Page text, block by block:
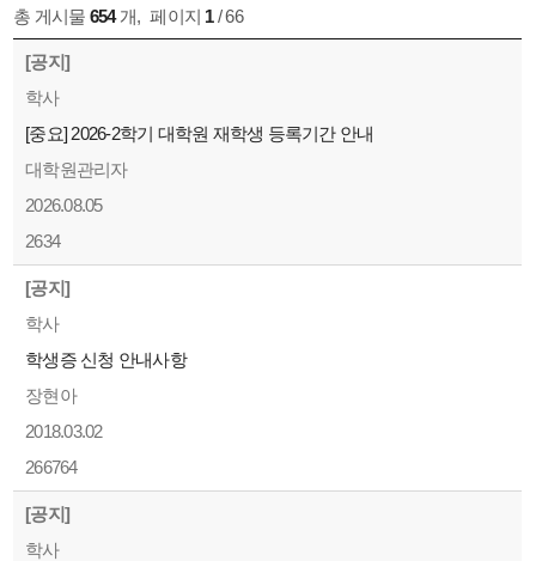
총 게시물 654개, 페이지 1/ 66
[공지]
학사
[중요] 2026-2학기 대학원 재학생 등록기간 안내
대학원관리자
2026.08.05
2634
[공지]
학사
학생증 신청 안내사항
장현아
2018.03.02
266764
[공지]
학사